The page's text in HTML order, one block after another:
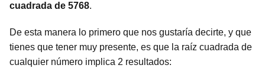
cuadrada de 5768.
De esta manera lo primero que nos gustaría decirte, y que
tienes que tener muy presente, es que la raíz cuadrada de
cualquier número implica 2 resultados: